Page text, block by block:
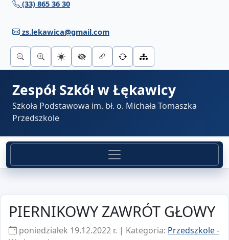
Przejdź do treści
(33) 865 36 30
zs.lekawica@gmail.com
Zespół Szkół w Łękawicy
Szkoła Podstawowa im. bł. o. Michała Tomaszka
Przedszkole
PIERNIKOWY ZAWRÓT GŁOWY
poniedziałek 19.12.2022 r. | Kategoria: Przedszkole -